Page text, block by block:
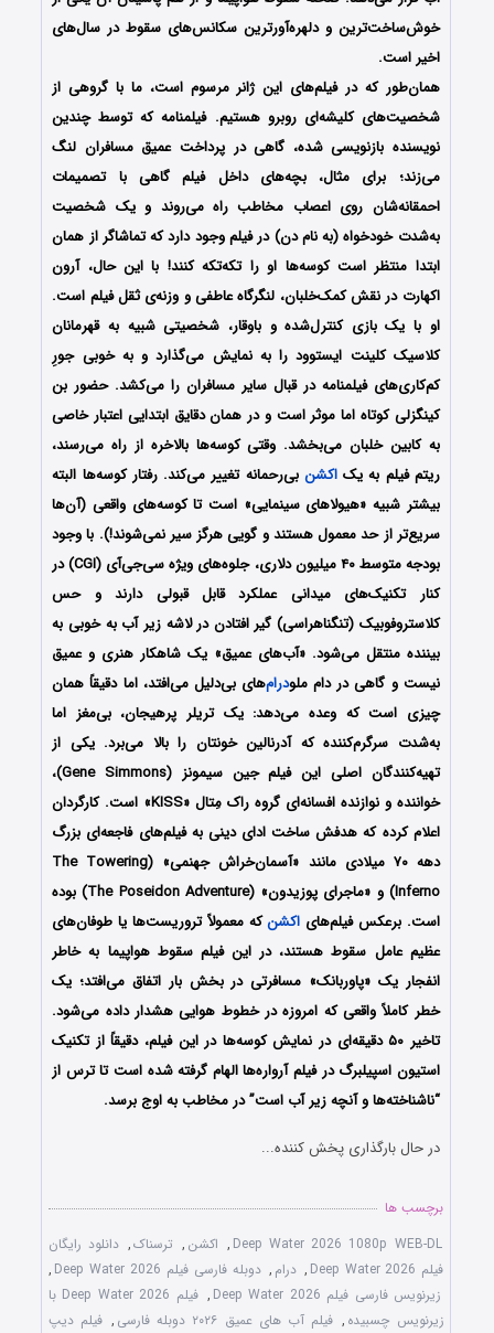
خوش‌ساخت‌ترین و دلهره‌آورترین سکانس‌های سقوط در سال‌های
اخیر است.
همان‌طور که در فیلم‌های این ژانر مرسوم است، ما با گروهی از
شخصیت‌های کلیشه‌ای روبرو هستیم. فیلمنامه که توسط چندین
نویسنده بازنویسی شده، گاهی در پرداخت عمیق مسافران لنگ
می‌زند؛ برای مثال، بچه‌های داخل فیلم گاهی با تصمیمات
احمقانه‌شان روی اعصاب مخاطب راه می‌روند و یک شخصیت
به‌شدت خودخواه (به نام دن) در فیلم وجود دارد که تماشاگر از همان
ابتدا منتظر است کوسه‌ها او را تکه‌تکه کنند! با این حال، آرون
اکهارت در نقش کمک‌خلبان، لنگرگاه عاطفی و وزنه‌ی ثقل فیلم است.
او با یک بازی کنترل‌شده و باوقار، شخصیتی شبیه به قهرمانان
کلاسیک کلینت ایستوود را به نمایش می‌گذارد و به خوبی جورِ
کم‌کاری‌های فیلمنامه در قبال سایر مسافران را می‌کشد. حضور بن
کینگزلی کوتاه اما موثر است و در همان دقایق ابتدایی اعتبار خاصی
به کابین خلبان می‌بخشد. وقتی کوسه‌ها بالاخره از راه می‌رسند،
ریتم فیلم به یکاکشن بی‌رحمانه تغییر می‌کند. رفتار کوسه‌ها البته
بیشتر شبیه «هیولاهای سینمایی» است تا کوسه‌های واقعی (آن‌ها
سریع‌تر از حد معمول هستند و گویی هرگز سیر نمی‌شوند!). با وجود
بودجه متوسط ۴۰ میلیون دلاری، جلوه‌های ویژه سی‌جی‌آی (CGI) در
کنار تکنیک‌های میدانی عملکرد قابل قبولی دارند و حس
کلاستروفوبیک (تنگناهراسی) گیر افتادن در لاشه زیر آب به خوبی به
بیننده منتقل می‌شود. «آب‌های عمیق» یک شاهکار هنری و عمیق
نیست و گاهی در دام ملودرام‌های بی‌دلیل می‌افتد، اما دقیقاً همان
چیزی است که وعده می‌دهد: یک تریلر پرهیجان، بی‌مغز اما
به‌شدت سرگرم‌کننده که آدرنالین خونتان را بالا می‌برد. یکی از
تهیه‌کنندگان اصلی این فیلم جین سیمونز (Gene Simmons)،
خواننده و نوازنده افسانه‌ای گروه راک مِتال «KISS» است. کارگردان
اعلام کرده که هدفش ساخت ادای دینی به فیلم‌های فاجعه‌ای بزرگ
دهه ۷۰ میلادی مانند «آسمان‌خراش جهنمی» (The Towering
Inferno) و «ماجرای پوزیدون» (The Poseidon Adventure) بوده
است. برعکس فیلم‌های اکشنکه معمولاً تروریست‌ها یا طوفان‌های
عظیم عامل سقوط هستند، در این فیلم سقوط هواپیما به خاطر
انفجار یک «پاوربانک» مسافرتی در بخش بار اتفاق می‌افتد؛ یک
خطر کاملاً واقعی که امروزه در خطوط هوایی هشدار داده می‌شود.
تاخیر ۵۰ دقیقه‌ای در نمایش کوسه‌ها در این فیلم، دقیقاً از تکنیک
استیون اسپیلبرگ در فیلم آرواره‌ها الهام گرفته شده است تا ترس از
“ناشناخته‌ها و آنچه زیر آب است” در مخاطب به اوج برسد.
در حال بارگذاری پخش کننده...
برچسب ها
Deep Water 2026 1080p WEB-DL
, اکشن , ترسناک, دانلود رایگان
فیلم Deep Water 2026
, درام , دوبله فارسی فیلم Deep Water 2026
,
زیرنویس فارسی فیلم Deep Water 2026
,
فیلم Deep Water 2026 با
زیرنویس چسبیده , فیلم آب های عمیق ۲۰۲۶ دوبله فارسی , فیلم دیپ